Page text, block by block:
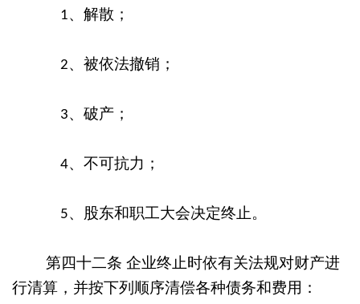
1、解散；
2、被依法撤销；
3、破产；
4、不可抗力；
5、股东和职工大会决定终止。
第四十二条 企业终止时依有关法规对财产进
行清算，并按下列顺序清偿各种债务和费用：